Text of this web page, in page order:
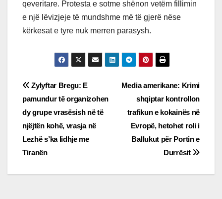
qeveritare. Protesta e sotme shënon vetëm fillimin
e një lëvizjeje të mundshme më të gjerë nëse
kërkesat e tyre nuk merren parasysh.
Post
navigation
Media amerikane: Krimi
shqiptar kontrollon
trafikun e kokainës në
Evropë, hetohet roli i
Ballukut për Portin e
Durrësit
Zylyftar Bregu: E
pamundur të organizohen
dy grupe vrasësish në të
njëjtën kohë, vrasja në
Lezhë s’ka lidhje me
Tiranën